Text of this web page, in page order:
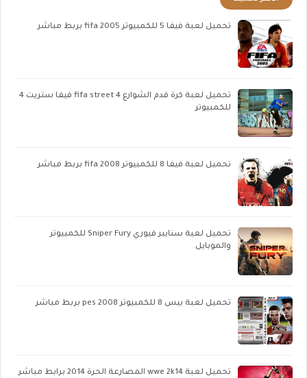
تحميل لعبة فيفا 5 للكمبيوتر fifa 2005 بربط مباشر
تحميل لعبة كرة قدم الشوارع fifa street 4 فيفا ستريت 4
للكمبيوتر
تحميل لعبة فيفا 8 للكمبيوتر fifa 2008 بربط مباشر
تحميل لعبة سنايبر فيوري Sniper Fury للكمبيوتر
والموبايل
تحميل لعبة بيس 8 للكمبيوتر pes 2008 بربط مباشر
تحميل لعبة wwe 2k14 المصارعة الحرة 2014 برابط مباشر